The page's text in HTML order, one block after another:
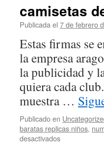
camisetas
Publicada el 7 de febrero
Estas firmas se
la empresa
la publicidad y
quiera cada
muestra …
Publicado en
baratas replicas niños,
desactivadosen